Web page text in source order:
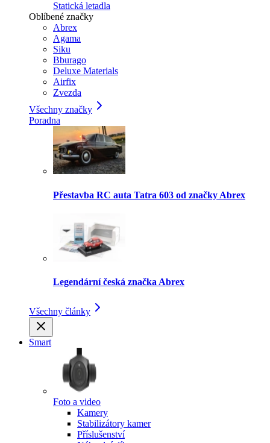
Statická letadla
Oblíbené značky
Abrex
Agama
Siku
Bburago
Deluxe Materials
Airfix
Zvezda
Všechny značky
Poradna
Přestavba RC auta Tatra 603 od značky Abrex
Legendární česká značka Abrex
Všechny články
Smart
Foto a video
Kamery
Stabilizátory kamer
Příslušenství